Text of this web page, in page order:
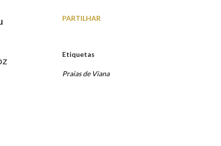
PARTILHAR
Etiquetas
Praias de Viana